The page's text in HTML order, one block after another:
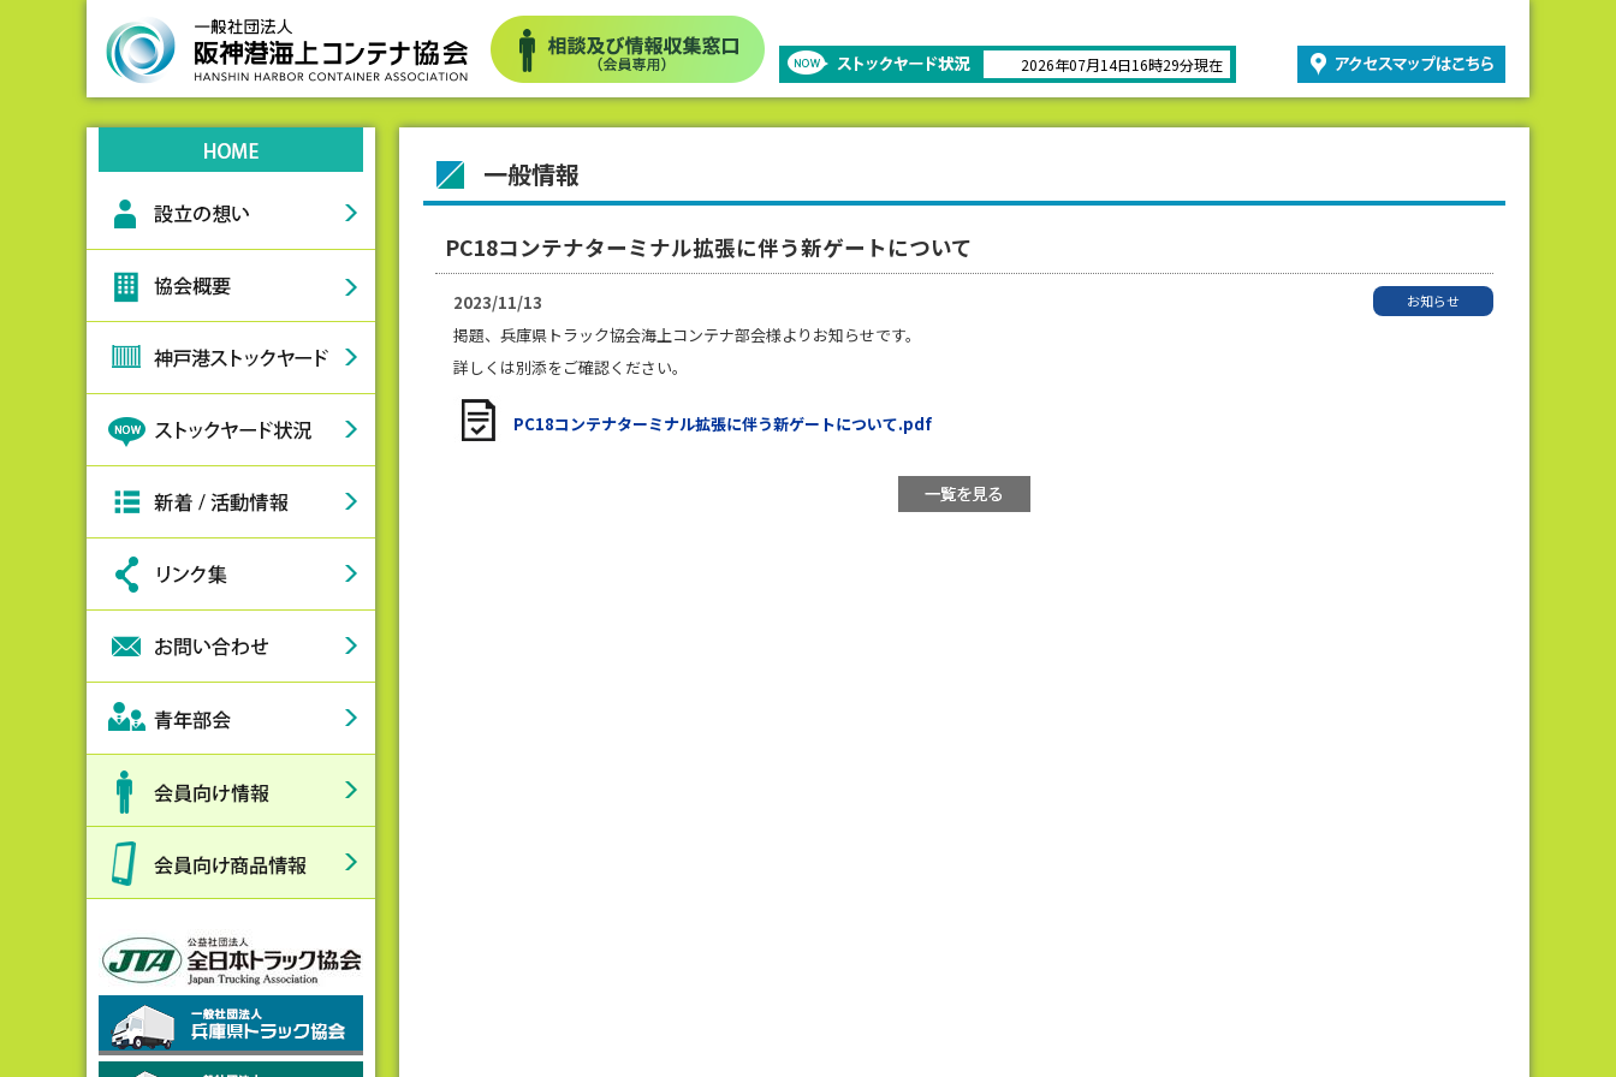
2026年07月14日16時29分現在
一般情報
PC18コンテナターミナル拡張に伴う新ゲートについて
2023/11/13 お知らせ
掲題、兵庫県トラック協会海上コンテナ部会様よりお知らせです。
詳しくは別添をご確認ください。
PC18コンテナターミナル拡張に伴う新ゲートについて.pdf